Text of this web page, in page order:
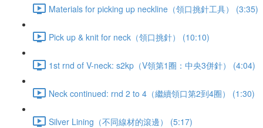
Materials for picking up neckline（領口挑針工具） (3:35)
Pick up & knit for neck（領口挑針） (10:10)
1st rnd of V-neck: s2kp（V領第1圈：中央3併針） (4:04)
Neck continued: rnd 2 to 4（繼續領口第2到4圈） (1:30)
Silver Lining（不同線材的滾邊） (5:17)